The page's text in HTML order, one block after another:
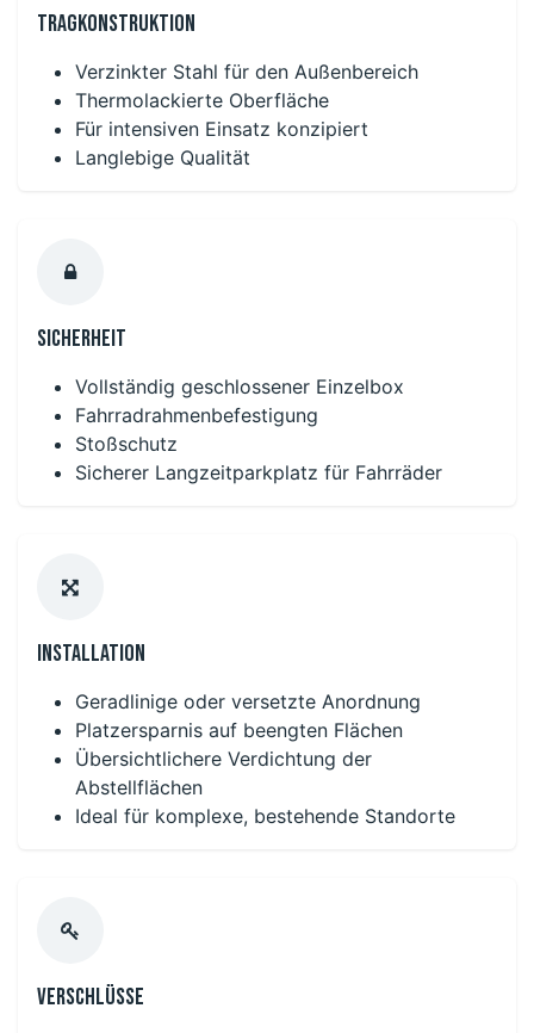
Tragkonstruktion
Verzinkter Stahl für den Außenbereich
Thermolackierte Oberfläche
Für intensiven Einsatz konzipiert
Langlebige Qualität
Sicherheit
Vollständig geschlossener Einzelbox
Fahrradrahmenbefestigung
Stoßschutz
Sicherer Langzeitparkplatz für Fahrräder
Installation
Geradlinige oder versetzte Anordnung
Platzersparnis auf beengten Flächen
Übersichtlichere Verdichtung der
Abstellflächen
Ideal für komplexe, bestehende Standorte
Verschlüsse